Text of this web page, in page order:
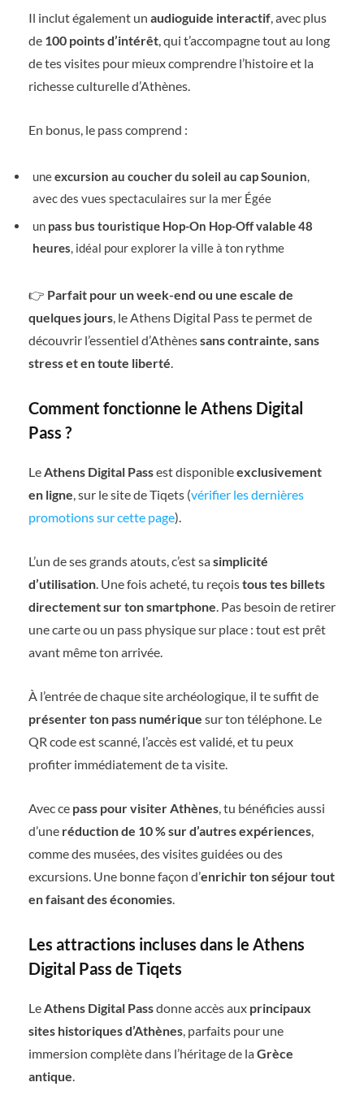
Il inclut également un audioguide interactif, avec plus
de 100 points d’intérêt, qui t’accompagne tout au long
de tes visites pour mieux comprendre l’histoire et la
richesse culturelle d’Athènes.
En bonus, le pass comprend :
uneexcursion au coucher du soleil au cap Sounion,
avec des vues spectaculaires sur la mer Égée
un pass bus touristique Hop-On Hop-Off valable 48
heures, idéal pour explorer la ville à ton rythme
👉 Parfait pour un week-end ou une escale de
quelques jours, le Athens Digital Pass te permet de
découvrir l’essentiel d’Athènessans contrainte, sans
stress et en toute liberté.
Comment fonctionne le Athens Digital
Pass ?
LeAthens Digital Passest disponibleexclusivement
en ligne, sur le site de Tiqets (vérifier les dernières
promotions sur cette page).
L’un de ses grands atouts, c’est sasimplicité
d’utilisation. Une fois acheté, tu reçoistous tes billets
directement sur ton smartphone. Pas besoin de retirer
une carte ou un pass physique sur place : tout est prêt
avant même ton arrivée.
À l’entrée de chaque site archéologique, il te suffit de
présenter ton pass numérique sur ton téléphone. Le
QR code est scanné, l’accès est validé, et tu peux
profiter immédiatement de ta visite.
Avec ce pass pour visiter Athènes, tu bénéficies aussi
d’une réduction de 10 % sur d’autres expériences,
comme des musées, des visites guidées ou des
excursions. Une bonne façon d’enrichir ton séjour tout
en faisant des économies.
Les attractions incluses dans le Athens
Digital Pass de Tiqets
LeAthens Digital Passdonne accès aux principaux
sites historiques d’Athènes, parfaits pour une
immersion complète dans l’héritage de laGrèce
antique.